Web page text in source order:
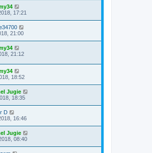
17:21
21:00
21:12
18:52
Jugie
18:35
D
16:46
Jugie
08:40